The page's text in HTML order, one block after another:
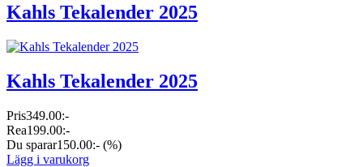
Kahls Tekalender 2025
Kahls Tekalender 2025
Pris349.00:-
Rea199.00:-
Du sparar150.00:- (%)
Lägg i varukorg